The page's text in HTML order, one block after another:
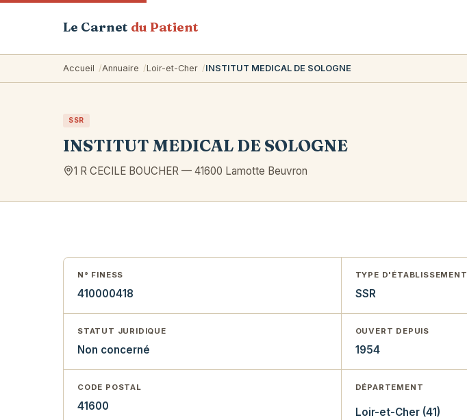
Le Carnet du Patient
Accueil Annuaire Loir-et-Cher INSTITUT MEDICAL DE SOLOGNE
SSR
INSTITUT MEDICAL DE SOLOGNE
1 R CECILE BOUCHER — 41600 Lamotte Beuvron
N° FINESS
410000418
TYPE D'ÉTABLISSEMENT
SSR
STATUT JURIDIQUE
Non concerné
OUVERT DEPUIS
1954
CODE POSTAL
41600
DÉPARTEMENT
Loir-et-Cher (41)